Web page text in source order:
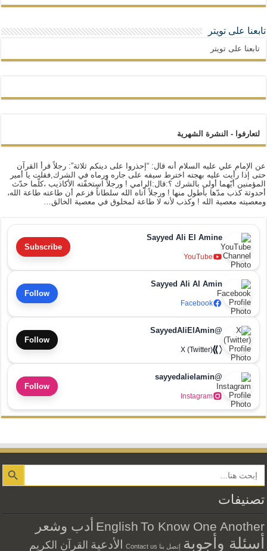
تابعنا على تويتر
تابعنا على تويتر
لتعارفوا - النشرة الشهرية
عن الإمام علي عليه السلام أنه قال: “إحذروا على دينكم ثلاثة”: رجلاً قرأ القرآن
حتى إذا رأيت عليه بهجته اخترط سيفه على جاره ورماه في الشرك,فقلت يا أمير
المؤمنين أيّهما أولى بالشرك ؟:قال:الرامي ! ورجلاً استخفّته الأكاذيب ،كلّما حدّث
أحدوثة كذب مدّها بأطول منها ! ورجلاً آتاه الله سلطاناً فزعم أن طاعته طاعة الله،
ومعصيته معصية الله ! وكذب لأنه لا طاعة لمخلوق في معصية الخالق…
Sayyed Ali El Amine
YouTube
Subscribe
Sayyed Ali Al Amin
Facebook
Follow
@SayyedAliElAmin
X (Twitter)
Follow
@sayyedalielamin
Instagram
Follow
Search Button
تصنيفات
English To Know One Another أدب وشعر
أسئلة وأجوبة إتصل بنا Contact us الأدعية القرآن الكريم